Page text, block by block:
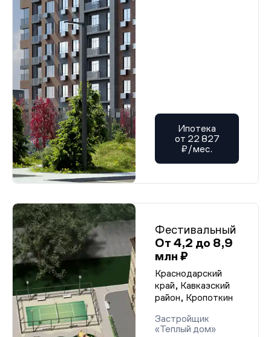
Ипотека
от 22 827
₽/мес.
Фестивальный
От 4,2 до 8,9
млн ₽
Краснодарский
край, Кавказский
район, Кропоткин
Застройщик
«Теплый дом»